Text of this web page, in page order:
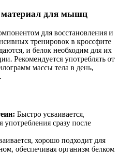
материал для мышц
для восстановления и
тренировок в кроссфите
и белок необходим для их
Рекомендуется употреблять от
массы тела в день,
Быстро усваивается,
употребления сразу после
хорошо подходит для
обеспечивая организм белком